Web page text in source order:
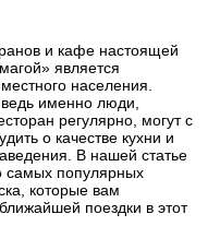
и кафе настоящей
является
населения.
именно люди,
регулярно, могут с
о качестве кухни и
В нашей статье
самых популярных
которые вам
поездки в этот